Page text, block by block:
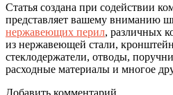
Статья создана при содействии
представляет вашему вниманию
нержавеющих перил, различных
из нержавеющей стали,
стеклодержатели, отводы,
расходные материалы и многое
Добавить комментарий